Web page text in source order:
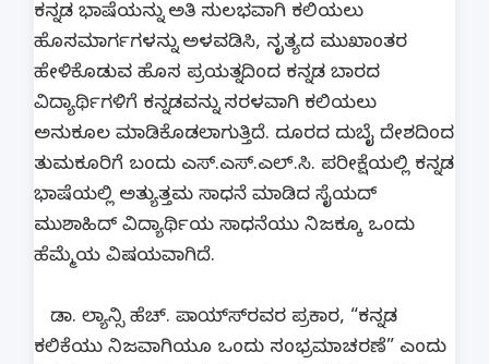
ಕನ್ನಡ ಭಾಷೆಯನ್ನು ಅತಿ ಸುಲಭವಾಗಿ ಕಲಿಯಲು
ಹೊಸಮಾರ್ಗಗಳನ್ನು ಅಳವಡಿಸಿ, ನೃತ್ಯದ ಮುಖಾಂತರ
ಹೇಳಿಕೊಡುವ ಹೊಸ ಪ್ರಯತ್ನದಿಂದ ಕನ್ನಡ ಬಾರದ
ವಿದ್ಯಾರ್ಥಿಗಳಿಗೆ ಕನ್ನಡವನ್ನು ಸರಳವಾಗಿ ಕಲಿಯಲು
ಅನುಕೂಲ ಮಾಡಿಕೊಡಲಾಗುತ್ತಿದೆ. ದೂರದ ದುಬೈ ದೇಶದಿಂದ
ತುಮಕೂರಿಗೆ ಬಂದು ಎಸ್.ಎಸ್.ಎಲ್.ಸಿ. ಪರೀಕ್ಷೆಯಲ್ಲಿ ಕನ್ನಡ
ಭಾಷೆಯಲ್ಲಿ ಅತ್ಯುತ್ತಮ ಸಾಧನೆ ಮಾಡಿದ ಸೈಯದ್
ಮುಶಾಹಿದ್ ವಿದ್ಯಾರ್ಥಿಯ ಸಾಧನೆಯು ನಿಜಕ್ಕೂ ಒಂದು
ಹೆಮ್ಮೆಯ ವಿಷಯವಾಗಿದೆ.
ಡಾ. ಲ್ಯಾನ್ಸಿ ಹೆಚ್. ಪಾಯ್ಸ್‍ರವರ ಪ್ರಕಾರ, “ಕನ್ನಡ
ಕಲಿಕೆಯು ನಿಜವಾಗಿಯೂ ಒಂದು ಸಂಭ್ರಮಾಚರಣೆ” ಎಂದು